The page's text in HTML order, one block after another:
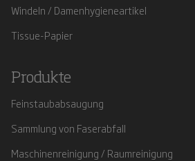
Windeln / Damenhygieneartikel
Tissue-Papier
Produkte
Feinstaubabsaugung
Sammlung von Faserabfall
Maschinenreinigung / Raumreinigung